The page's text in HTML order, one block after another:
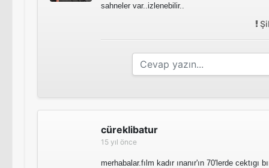
sahneler var..izlenebilir..
cüreklibatur
15 yıl önce
merhabalar.fılm kadır ınanır'ın 70'lerde cektıgı